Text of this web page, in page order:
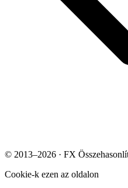
© 2013–2026 · FX
Cookie-k ezen az oldalon